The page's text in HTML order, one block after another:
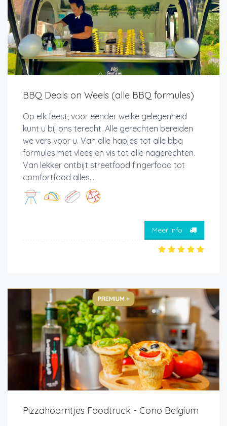
BBQ Deals on Weels (alle BBQ formules)
Op elk feest, voor eender welke gelegenheid
kunt u bij ons terecht. Alle gerechten bereiden
we vers voor u. Van alle hapjes tot alle bbq
formules met vlees en vis tot alle nagerechten.
Van lekker ontbijt streetfood fingerfood tot
comfortfood alles...
Meer info
PREMIUM +
Pizzahoorntjes Foodtruck - Cono Belgium